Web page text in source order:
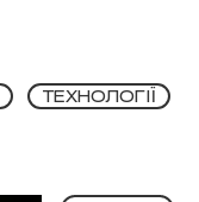
ТЕХНОЛОГІЇ